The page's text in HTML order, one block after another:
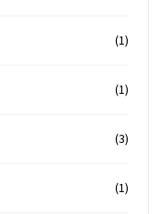
(1)
(1)
(3)
(1)